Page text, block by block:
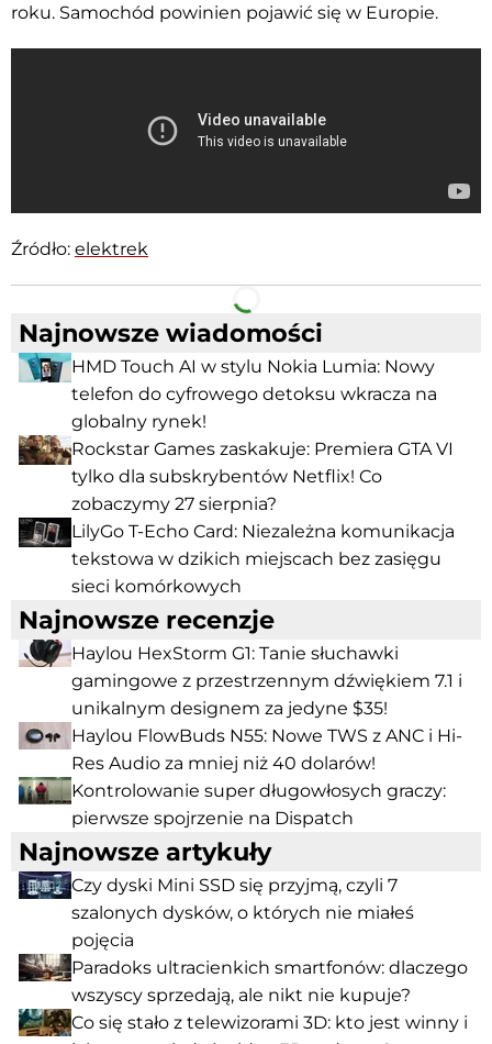
roku. Samochód powinien pojawić się w Europie.
Źródło: elektrek
Facebook Telegram
Najnowsze wiadomości
HMD Touch AI w stylu Nokia Lumia: Nowy
telefon do cyfrowego detoksu wkracza na
globalny rynek!
Rockstar Games zaskakuje: Premiera GTA VI
tylko dla subskrybentów Netflix! Co
zobaczymy 27 sierpnia?
LilyGo T-Echo Card: Niezależna komunikacja
tekstowa w dzikich miejscach bez zasięgu
sieci komórkowych
Najnowsze recenzje
Haylou HexStorm G1: Tanie słuchawki
gamingowe z przestrzennym dźwiękiem 7.1 i
unikalnym designem za jedyne $35!
Haylou FlowBuds N55: Nowe TWS z ANC i Hi-
Res Audio za mniej niż 40 dolarów!
Kontrolowanie super długowłosych graczy:
pierwsze spojrzenie na Dispatch
Najnowsze artykuły
Czy dyski Mini SSD się przyjmą, czyli 7
szalonych dysków, o których nie miałeś
pojęcia
Paradoks ultracienkich smartfonów: dlaczego
wszyscy sprzedają, ale nikt nie kupuje?
Co się stało z telewizorami 3D: kto jest winny i